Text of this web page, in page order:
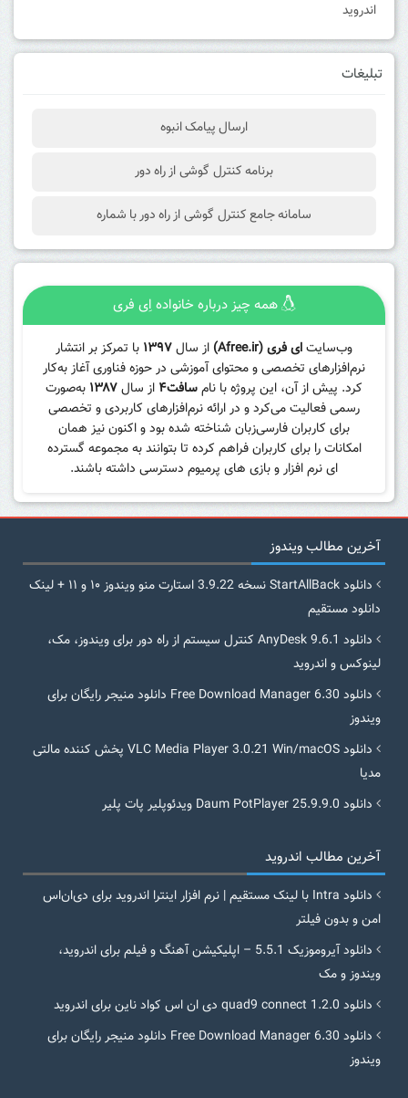
اندروید
تبلیغات
ارسال پیامک انبوه
برنامه کنترل گوشی از راه دور
سامانه جامع کنترل گوشی از راه دور با شماره
همه چیز درباره خانواده اِی فری
وب‌سایتای فری (Afree.ir) از سال۱۳۹۷ با تمرکز بر انتشار
نرم‌افزارهای تخصصی و محتوای آموزشی در حوزه فناوری آغاز به‌کار
کرد. پیش از آن، این پروژه با نامسافت۴ از سال۱۳۸۷ به‌صورت
رسمی فعالیت می‌کرد و در ارائه نرم‌افزارهای کاربردی و تخصصی
برای کاربران فارسی‌زبان شناخته شده بود و اکنون نیز همان
امکانات را برای کاربران فراهم کرده تا بتوانند به مجموعه گسترده
ای نرم افزار و بازی های پرمیوم دسترسی داشته باشند.
آخرین مطالب ویندوز
دانلود StartAllBack نسخه 3.9.22 استارت منو ویندوز ۱۰ و ۱۱ + لینک
دانلود مستقیم
دانلود AnyDesk 9.6.1 کنترل سیستم از راه دور برای ویندوز، مک،
لینوکس و اندروید
دانلود Free Download Manager 6.30 دانلود منیجر رایگان برای
ویندوز
دانلود VLC Media Player 3.0.21 Win/macOS پخش کننده مالتی
مدیا
دانلود Daum PotPlayer 25.9.9.0 ویدئوپلیر پات پلیر
آخرین مطالب اندروید
دانلود Intra با لینک مستقیم | نرم افزار اینترا اندروید برای دی‌ان‌اس
امن و بدون فیلتر
دانلود آیروموزیک 5.5.1 – اپلیکیشن آهنگ و فیلم برای اندروید،
ویندوز و مک
دانلود quad9 connect 1.2.0 دی ان اس کواد ناین برای اندروید
دانلود Free Download Manager 6.30 دانلود منیجر رایگان برای
ویندوز